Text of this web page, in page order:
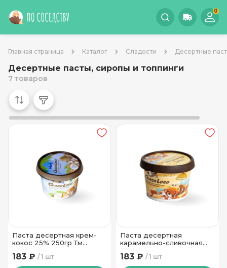
0
Главная страница Каталог Сладости Десертные
Десертные пасты, сиропы и топпинги
7 товаров
Паста десертная крем-
кокос 25% 250гр Тм
1 шт
183 ₽
Паста десертная
карамельно-сливочная
1 шт
183 ₽